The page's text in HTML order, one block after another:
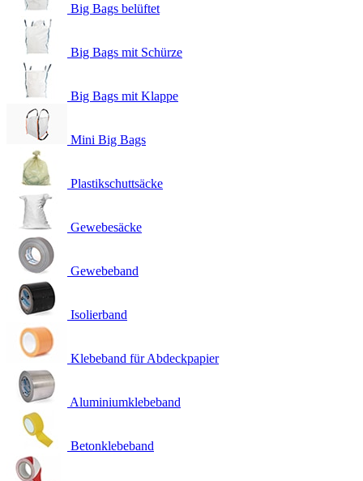
Big Bags belüftet
Big Bags mit Schürze
Big Bags mit Klappe
Mini Big Bags
Plastikschuttsäcke
Gewebesäcke
Gewebeband
Isolierband
Klebeband für Abdeckpapier
Aluminiumklebeband
Betonklebeband